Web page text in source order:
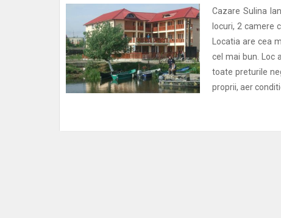
Cazare Sulina
locuri, 2 camere
Locatia are cea
cel mai bun. Loc
toate preturile
proprii, aer